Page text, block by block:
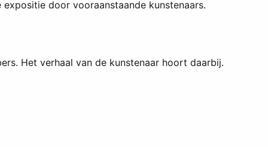
door vooraanstaande kunstenaars.
Het verhaal van de kunstenaar hoort daarbij.